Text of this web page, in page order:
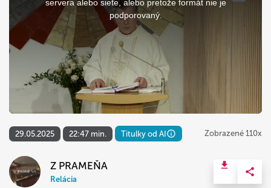
servera alebo siete, alebo pretože formát nie je
podporovaný.
29.05.2025 22:47 min. Titulky od AI Zobrazené 110x
Z PRAMEŇA
Relácia